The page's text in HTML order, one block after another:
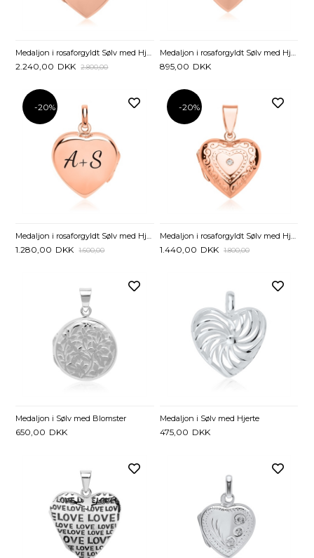
Medaljon i rosaforgyldt Sølv med Hjerte - Mulighed for gravering
2.240,00 DKK 2.800,00
Medaljon i rosaforgyldt Sølv med Hjerte 17 x 17 mm - Mulighed for gravering
895,00 DKK
-20%
1.280,00 DKK 1.600,00
-20%
1.440,00 DKK 1.800,00
Medaljon i Sølv med Blomster
650,00 DKK
Medaljon i Sølv med Hjerte
475,00 DKK